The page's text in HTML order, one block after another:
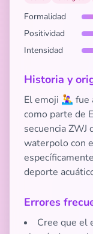
Formalidad
Positividad
Intensidad
Historia y
El emoji 🤽‍♀️
como parte de
secuencia ZWJ
waterpolo con
deporte
Errores
Cree que el